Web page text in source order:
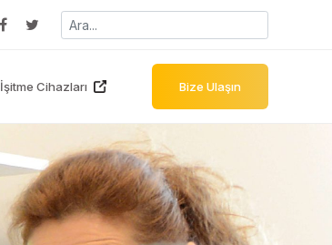
İşitme Cihazları Bize Ulaşın